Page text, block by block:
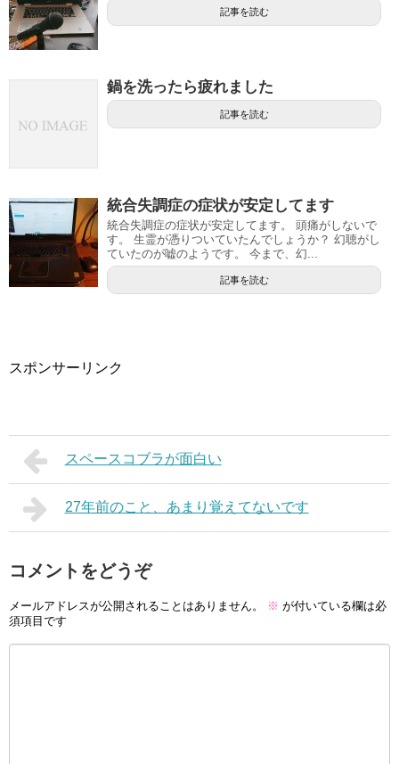
記事を読む
鍋を洗ったら疲れました
記事を読む
統合失調症の症状が安定してます
統合失調症の症状が安定してます。 頭痛がしないで
す。 生霊が憑りついていたんでしょうか？ 幻聴がし
ていたのが嘘のようです。 今まで、幻...
記事を読む
スポンサーリンク
スペースコブラが面白い
27年前のこと、あまり覚えてないです
コメントをどうぞ
メールアドレスが公開されることはありません。 ※ が付いている欄は必
須項目です